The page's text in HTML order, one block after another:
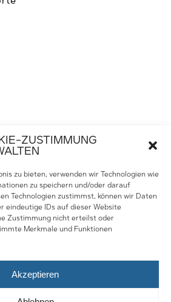
ZUSTIMMUNG
zu bieten, verwenden wir Technologien wie
zu speichern und/oder darauf
Technologien zustimmst, können wir Daten
eindeutige IDs auf dieser Website
Zustimmung nicht erteilst oder
Merkmale und Funktionen
Akzeptieren